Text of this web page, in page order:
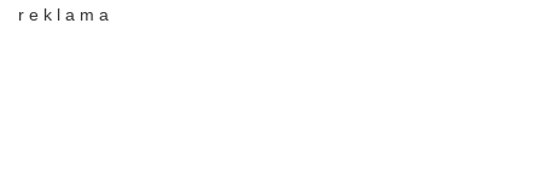
r e k l a m a